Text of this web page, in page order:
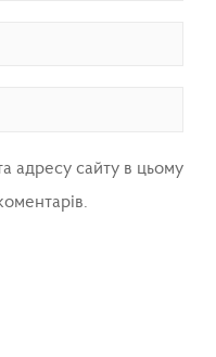
адресу сайту в цьому